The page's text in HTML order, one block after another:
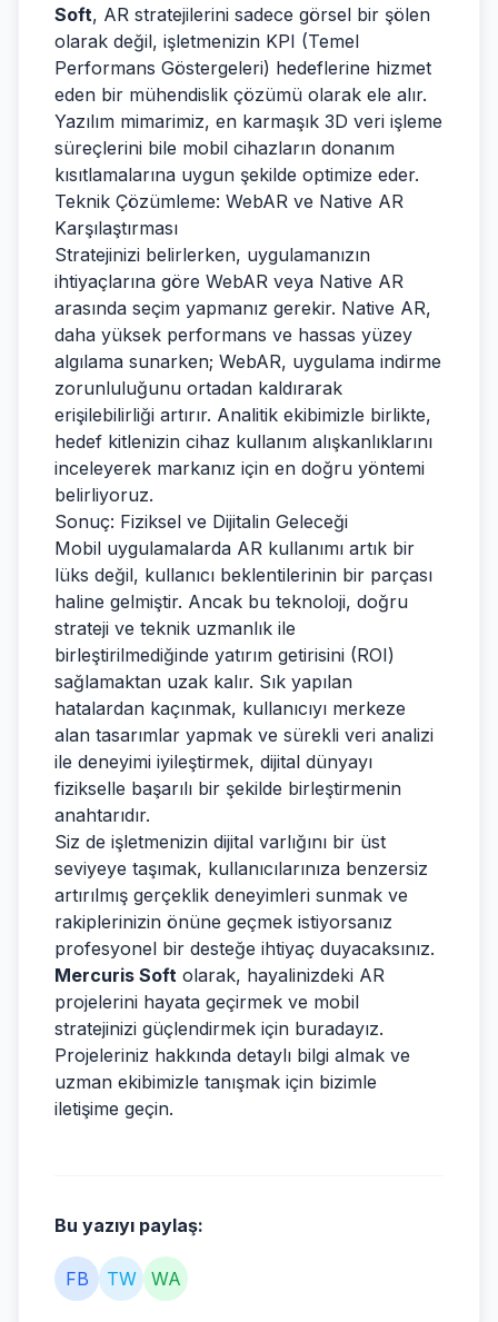
Soft, AR stratejilerini sadece görsel bir şölen
olarak değil, işletmenizin KPI (Temel
Performans Göstergeleri) hedeflerine hizmet
eden bir mühendislik çözümü olarak ele alır.
Yazılım mimarimiz, en karmaşık 3D veri işleme
süreçlerini bile mobil cihazların donanım
kısıtlamalarına uygun şekilde optimize eder.
Teknik Çözümleme: WebAR ve Native AR
Karşılaştırması
Stratejinizi belirlerken, uygulamanızın
ihtiyaçlarına göre WebAR veya Native AR
arasında seçim yapmanız gerekir. Native AR,
daha yüksek performans ve hassas yüzey
algılama sunarken; WebAR, uygulama indirme
zorunluluğunu ortadan kaldırarak
erişilebilirliği artırır. Analitik ekibimizle birlikte,
hedef kitlenizin cihaz kullanım alışkanlıklarını
inceleyerek markanız için en doğru yöntemi
belirliyoruz.
Sonuç: Fiziksel ve Dijitalin Geleceği
Mobil uygulamalarda AR kullanımı artık bir
lüks değil, kullanıcı beklentilerinin bir parçası
haline gelmiştir. Ancak bu teknoloji, doğru
strateji ve teknik uzmanlık ile
birleştirilmediğinde yatırım getirisini (ROI)
sağlamaktan uzak kalır. Sık yapılan
hatalardan kaçınmak, kullanıcıyı merkeze
alan tasarımlar yapmak ve sürekli veri analizi
ile deneyimi iyileştirmek, dijital dünyayı
fizikselle başarılı bir şekilde birleştirmenin
anahtarıdır.
Siz de işletmenizin dijital varlığını bir üst
seviyeye taşımak, kullanıcılarınıza benzersiz
artırılmış gerçeklik deneyimleri sunmak ve
rakiplerinizin önüne geçmek istiyorsanız
profesyonel bir desteğe ihtiyaç duyacaksınız.
Mercuris Soft olarak, hayalinizdeki AR
projelerini hayata geçirmek ve mobil
stratejinizi güçlendirmek için buradayız.
Projeleriniz hakkında detaylı bilgi almak ve
uzman ekibimizle tanışmak için bizimle
iletişime geçin.
Bu yazıyı paylaş:
FB TW WA